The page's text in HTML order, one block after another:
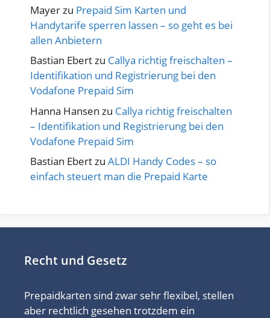
Mayer zu Prepaid Sim Karten und
Handytarife sperren lassen – so geht es bei
allen Anbietern
Bastian Ebertzu Callya richtig freischalten –
Identifikation und Registrierung bei den
Vodafone Prepaid Sim
Hanna Hansen zu Callya richtig freischalten
– Identifikation und Registrierung bei den
Vodafone Prepaid Sim
Bastian Ebertzu ALDI Handy Codes – so
einfach steuert man die Prepaid Karte
Recht und Gesetz
Prepaidkarten sind zwar sehr flexibel, stellen
aber rechtlich gesehen trotzdem ein